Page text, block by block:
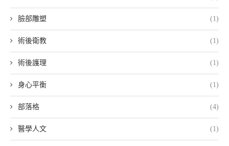
臉部雕塑 (1)
術後衛教 (1)
術後護理 (1)
身心平衡 (1)
部落格 (4)
醫學人文 (1)